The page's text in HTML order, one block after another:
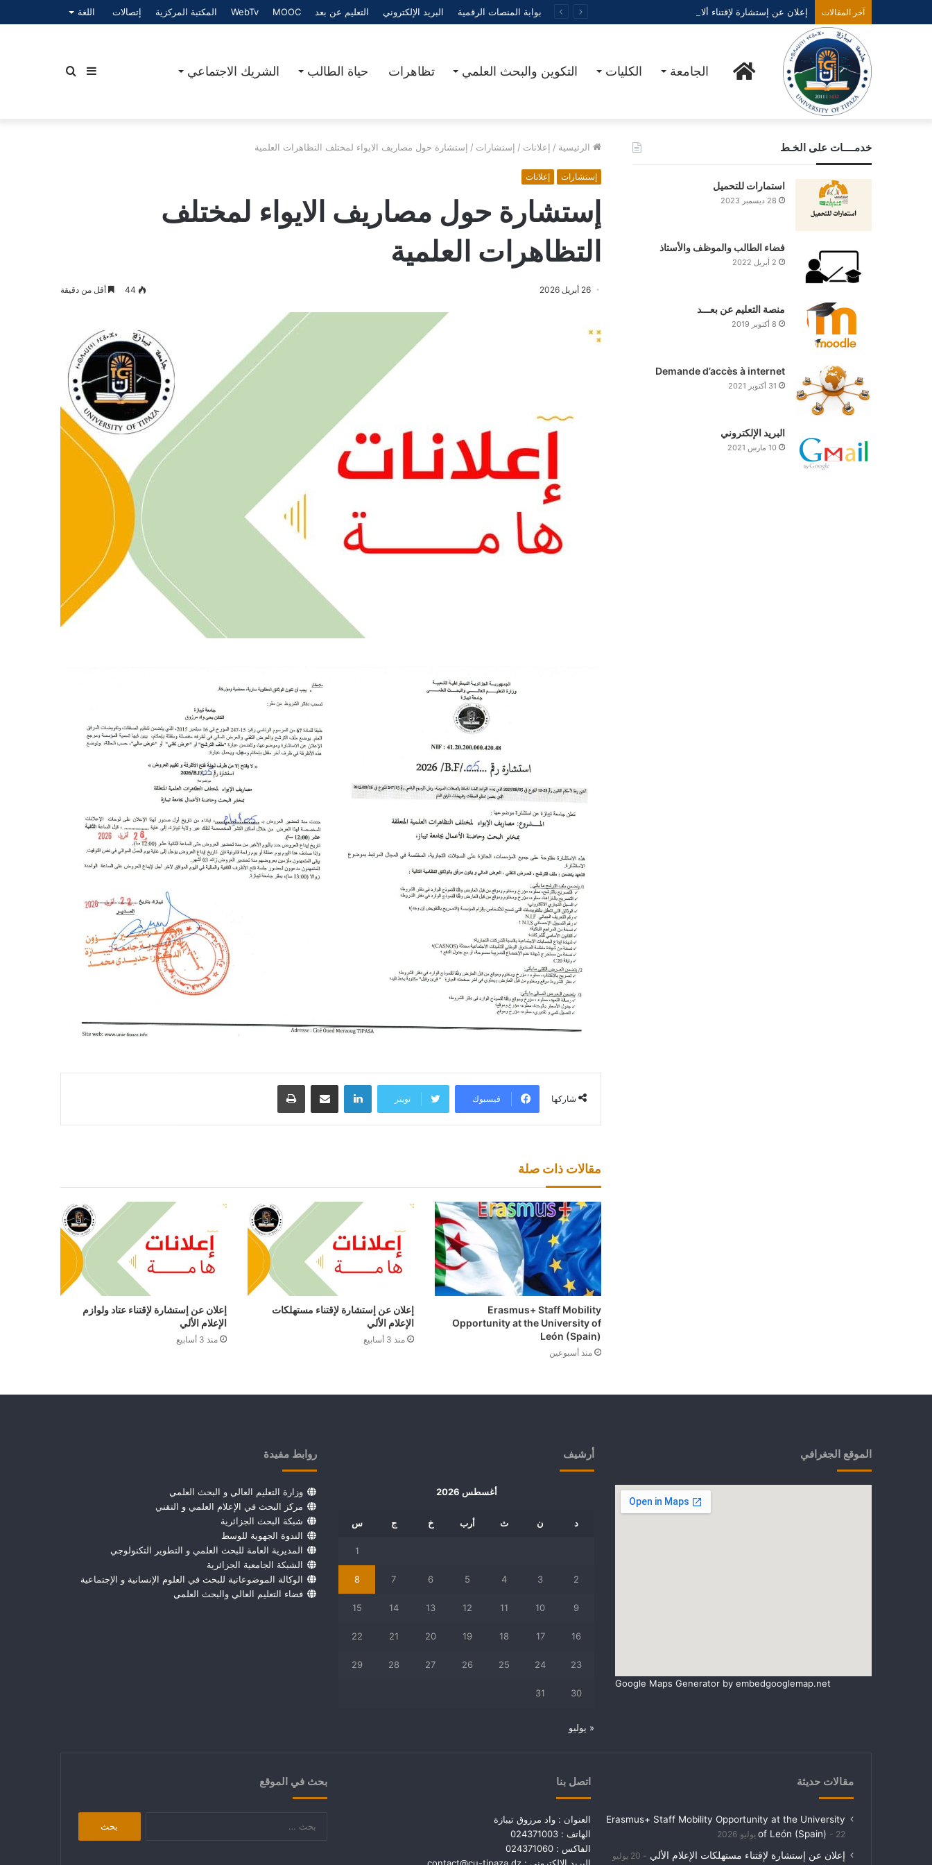
آخر المقالات إعلان عن إستشارة لإقتناء ألات السحب بوابة المنصات الرقمية البريد الإلكتروني التعليم عن بعد MOOC
WebTv المكتبة المركزية إتصالات اللغة
الرئيسيةالجامعة الكليات التكوين والبحث العلمي تظاهرات حياة الطالب الشريك الاجتماعي بحثإضافة
الرئيسية / إعلانات / إستشارات / إستشارة حول مصاريف الايواء لمختلف التظاهرات العلمية
إستشارات إعلانات
إستشارة حول مصاريف الايواء لمختلف
التظاهرات العلمية
26 أبريل 2026 44 أقل من دقيقة
شاركها فيسبوك تويتر
لينكدإن مشاركة عبر البريد طباعة
مقالات ذات صلة
Erasmus+ Staff Mobility
Opportunity at the University of
León (Spain)
منذ أسبوعين
إعلان عن إستشارة لإقتناء مستهلكات
الإعلام الألي
منذ 3 أسابيع
إعلان عن إستشارة لإقتناء عتاد ولوازم
الإعلام الألي
منذ 3 أسابيع
خدمــــات على الخـط
استمارات للتحميل
28 ديسمبر 2023
فضاء الطالب والموظف والأستاذ
2 أبريل 2022
منصة التعليم عن بعـــد
8 أكتوبر 2019
Demande d’accès à internet
31 أكتوبر 2021
البريد الإلكتروني
10 مارس 2021
الموقع الجغرافي
Google Maps Generator byembedgooglemap.net
أرشيف
أغسطس 2026
د ن ث أرب خ ج س
1
2
3
4
5
6
7
8
9
10
11
12
13
14
15
16
17
18
19
20
21
22
23
24
25
26
27
28
29
30
31
« يوليو
روابط مفيدة
وزارة التعليم العالي و البحث العلمي
مركز البحث في الإعلام العلمي و التقني
شبكة البحث الجزائرية
الندوة الجهوية للوسط
المديرية العامة للبحث العلمي و التطوير التكنولوجي
الشبكة الجامعية الجزائرية
الوكالة الموضوعاتية للبحث في العلوم الإنسانية و الإجتماعية
فضاء التعليم العالي والبحث العلمي
مقالات حديثة
Erasmus+ Staff Mobility Opportunity at the University
of León (Spain)
22 يوليو 2026
إعلان عن إستشارة لإقتناء مستهلكات الإعلام الألي 20 يوليو
اتصل بنا
العنوان : واد مرزوق تيبازة
الهاتف : 024371003
الفاكس : 024371060
بحث في الموقع